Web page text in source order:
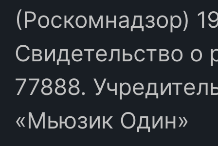
(Роскомнадзор)
Свидетельство
77888.
«Мьюзик Один»